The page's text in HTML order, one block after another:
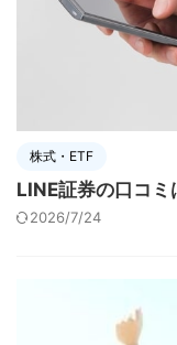
株式・ETF
LINE証券の口コ
2026/7/24